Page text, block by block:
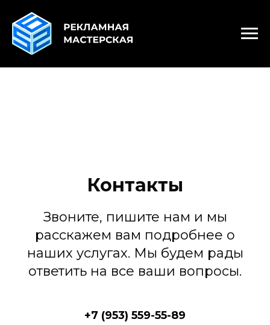
Контакты
Звоните, пишите нам и мы
расскажем вам подробнее о
наших услугах. Мы будем рады
ответить на все ваши вопросы.
+7 (953) 559-55-89